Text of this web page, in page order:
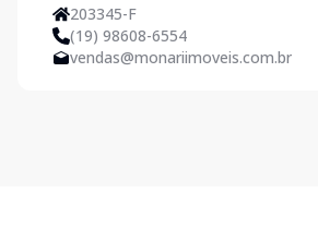
203345-F
(19) 98608-6554
vendas@monariimoveis.com.br